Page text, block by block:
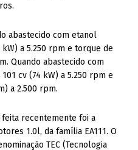
abastecido com etanol
a 5.250 rpm e torque de
Quando abastecido com
cv (74 kW) a 5.250 rpm e
a 2.500 rpm.
recentemente foi a
1.0l, da família EA111. O
TEC (Tecnologia